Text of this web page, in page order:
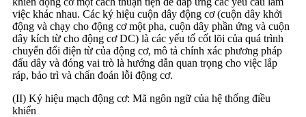
việc khác nhau. Các ký hiệu cuộn dây động cơ (cuộn dây khởi
động và chạy cho động cơ một pha, cuộn dây phần ứng và cuộn
dây kích từ cho động cơ DC) là các yếu tố cốt lõi của quá trình
chuyển đổi điện từ của động cơ, mô tả chính xác phương pháp
đấu dây và đóng vai trò là hướng dẫn quan trọng cho việc lắp
ráp, bảo trì và chẩn đoán lỗi động cơ.
(II) Ký hiệu mạch động cơ: Mã ngôn ngữ của hệ thống điều
khiển